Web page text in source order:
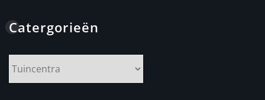
Catergorieën
Catergorieën